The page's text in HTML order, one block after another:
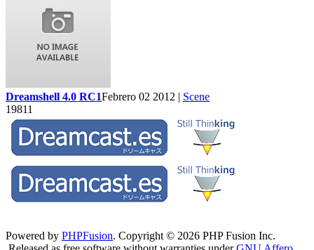
Dreamshell 4.0 RC1Febrero 02 2012 | Scene
19811
Powered by PHPFusion. Copyright © 2026 PHP Fusion Inc.